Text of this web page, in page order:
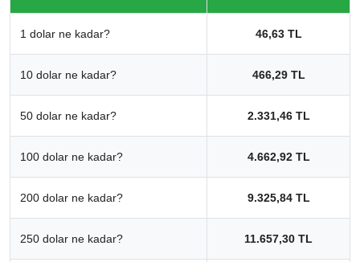
1 dolar ne kadar? 46,63 TL
10 dolar ne kadar? 466,29 TL
50 dolar ne kadar? 2.331,46 TL
100 dolar ne kadar? 4.662,92 TL
200 dolar ne kadar? 9.325,84 TL
250 dolar ne kadar? 11.657,30 TL